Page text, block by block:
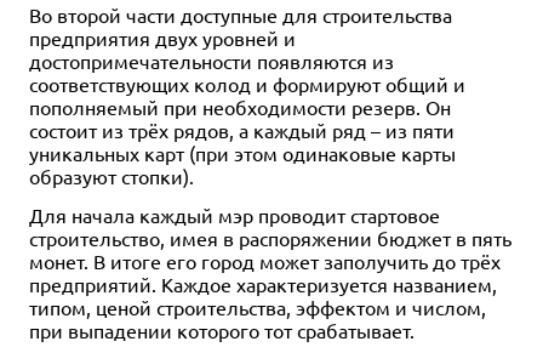
Зачарованная: Раскраска
499 ₽
Купить
Во второй части доступные для строительства
предприятия двух уровней и
достопримечательности появляются из
соответствующих колод и формируют общий и
пополняемый при необходимости резерв. Он
состоит из трёх рядов, а каждый ряд – из пяти
уникальных карт (при этом одинаковые карты
образуют стопки).
Для начала каждый мэр проводит стартовое
строительство, имея в распоряжении бюджет в пять
монет. В итоге его город может заполучить до трёх
предприятий. Каждое характеризуется названием,
типом, ценой строительства, эффектом и числом,
при выпадении которого тот срабатывает.